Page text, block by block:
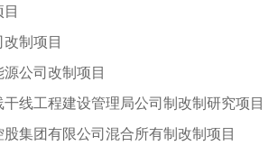
制项目
公司改制项目
线工程建设管理局公司制改制研究项目
集团有限公司混合所有制改制项目